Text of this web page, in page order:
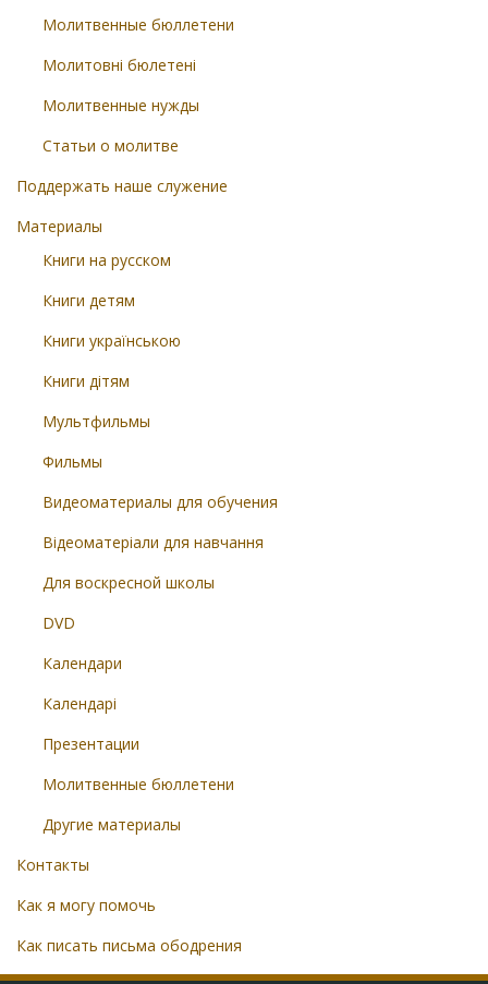
Молитвенные бюллетени
Молитовні бюлетені
Молитвенные нужды
Статьи о молитве
Поддержать наше служение
Материалы
Книги на русском
Книги детям
Книги українською
Книги дітям
Мультфильмы
Фильмы
Видеоматериалы для обучения
Відеоматеріали для навчання
Для воскресной школы
DVD
Календари
Календарі
Презентации
Молитвенные бюллетени
Другие материалы
Контакты
Как я могу помочь
Как писать письма ободрения